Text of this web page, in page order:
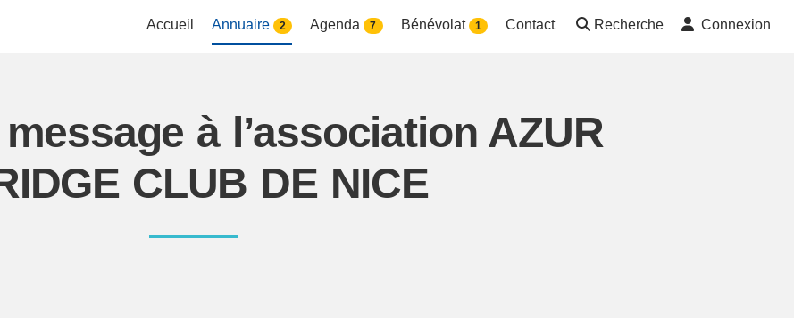
Accueil Annuaire 2 Agenda 7 Bénévolat 1 Contact Recherche Connexion
à l’association AZUR
CLUB DE NICE